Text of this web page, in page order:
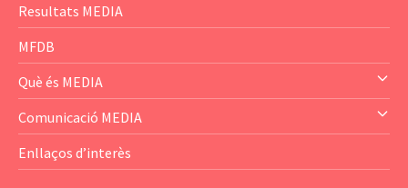
— Content Cluster
— Business Cluster
— Audience Cluster
— Altres
Resultats MEDIA
MFDB
Què és MEDIA
— El subprograma MEDIA
— Agència Executiva
Comunicació MEDIA
— Estrenes a Catalunya
Enllaços d’interès